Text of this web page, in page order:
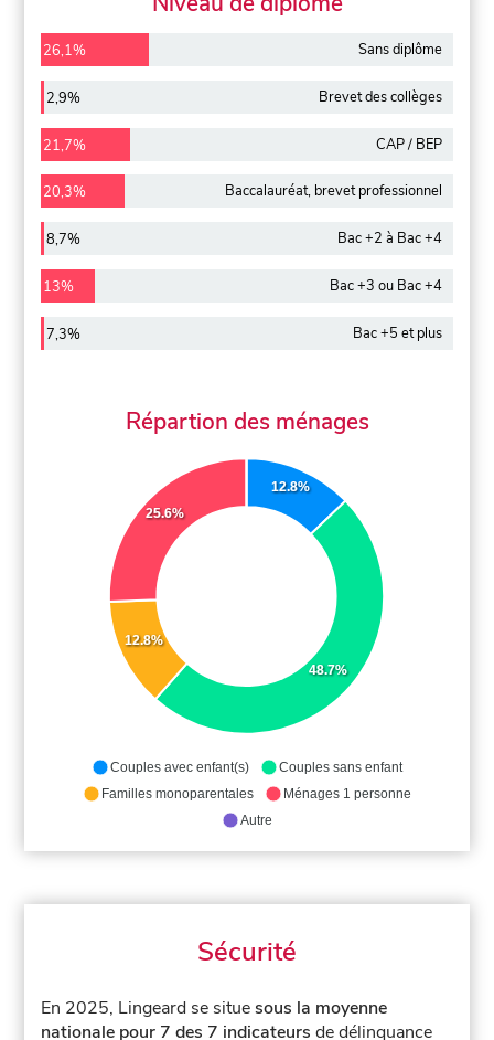
26,1% Sans diplôme
2,9% Brevet des collèges
21,7% CAP / BEP
20,3% Baccalauréat, brevet professionnel
8,7% Bac +2 à Bac +4
13% Bac +3 ou Bac +4
7,3% Bac +5 et plus
Répartion des ménages
12.8%
48.7%
12.8%
25.6%
Couples avec enfant(s)
Couples sans enfant
Familles monoparentales
Ménages 1 personne
Autre
Sécurité
En 2025, Lingeard se situesous la moyenne
nationale pour 7 des 7 indicateurs de délinquance